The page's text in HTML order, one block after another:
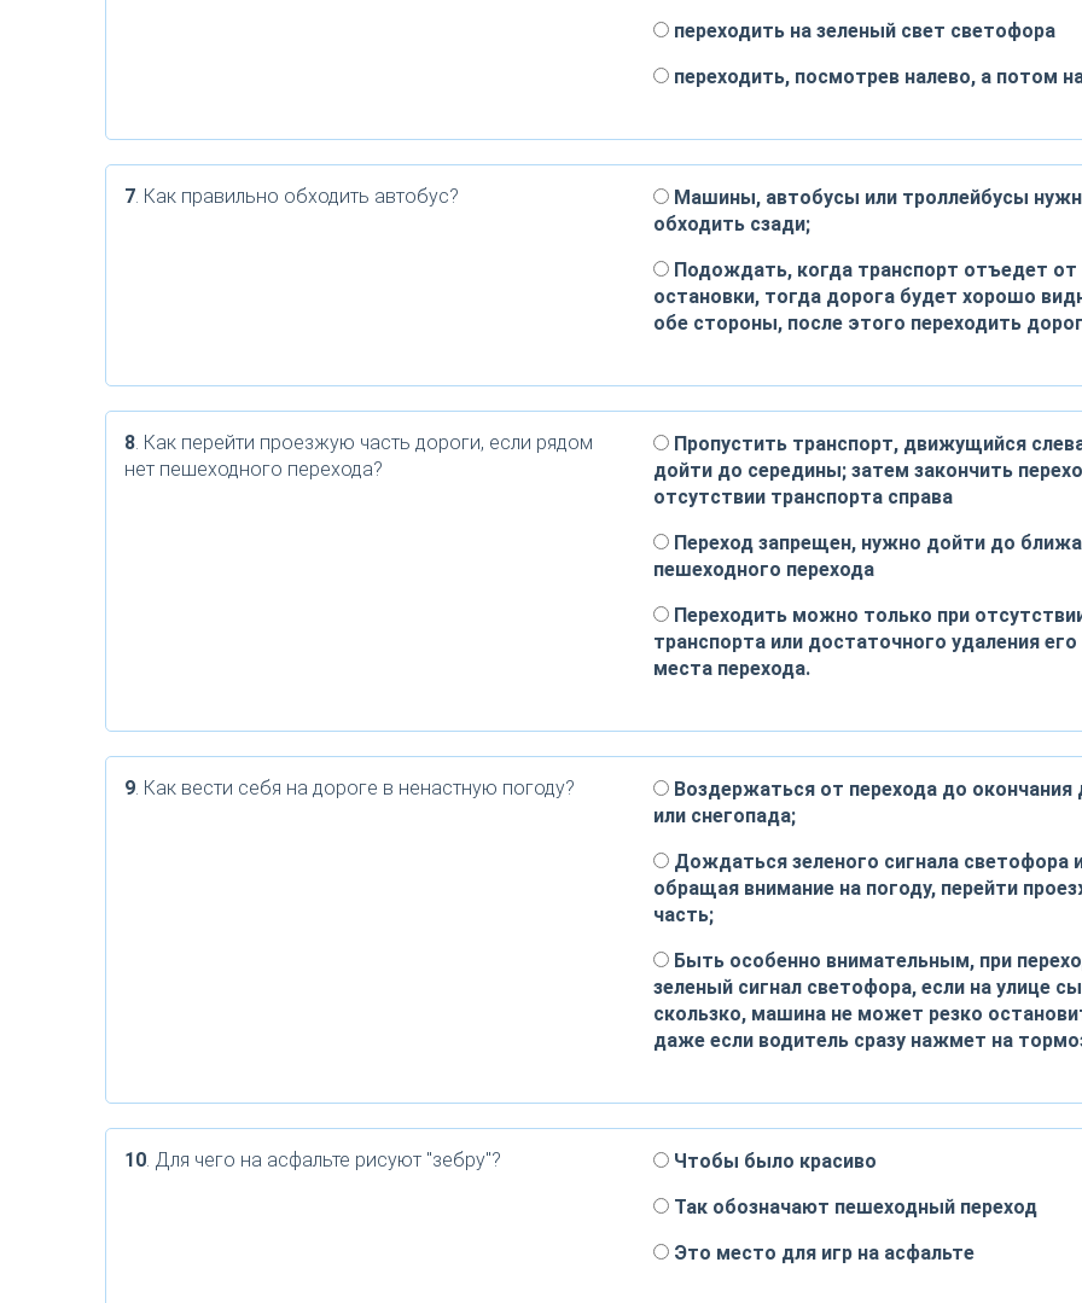
переходить на зеленый свет светофора
переходить, посмотрев налево, а потом
7. Как правильно обходить автобус?
Машины, автобусы или троллейбусы
обходить сзади;
Подождать, когда транспорт отъедет от
остановки, тогда дорога будет хорошо
обе стороны, после этого переходить
8. Как перейти проезжую часть дороги, если рядом
нет пешеходного перехода?
Пропустить транспорт, движущийся
дойти до середины; затем закончить
отсутствии транспорта справа
Переход запрещен, нужно дойти до
пешеходного перехода
Переходить можно только при
транспорта или достаточного удаления его
места перехода.
9. Как вести себя на дороге в ненастную погоду?
Воздержаться от перехода до
или снегопада;
Дождаться зеленого сигнала светофора
обращая внимание на погоду, перейти
часть;
Быть особенно внимательным, при
зеленый сигнал светофора, если на улице
скользко, машина не может резко
даже если водитель сразу нажмет на
10. Для чего на асфальте рисуют "зебру"?
Чтобы было красиво
Так обозначают пешеходный переход
Это место для игр на асфальте